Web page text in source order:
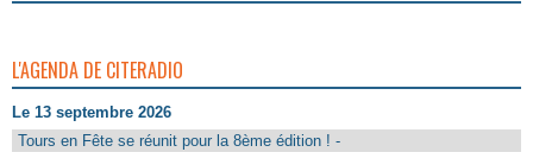
L'AGENDA DE CITERADIO
Le 13 septembre 2026
Tours en Fête se réunit pour la 8ème édition ! -